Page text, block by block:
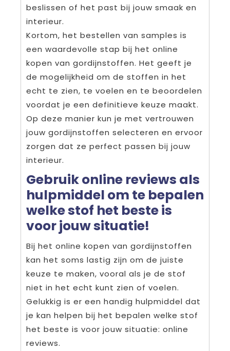
beslissen of het past bij jouw smaak en
interieur.
Kortom, het bestellen van samples is
een waardevolle stap bij het online
kopen van gordijnstoffen. Het geeft je
de mogelijkheid om de stoffen in het
echt te zien, te voelen en te beoordelen
voordat je een definitieve keuze maakt.
Op deze manier kun je met vertrouwen
jouw gordijnstoffen selecteren en ervoor
zorgen dat ze perfect passen bij jouw
interieur.
Gebruik online reviews als
hulpmiddel om te bepalen
welke stof het beste is
voor jouw situatie!
Bij het online kopen van gordijnstoffen
kan het soms lastig zijn om de juiste
keuze te maken, vooral als je de stof
niet in het echt kunt zien of voelen.
Gelukkig is er een handig hulpmiddel dat
je kan helpen bij het bepalen welke stof
het beste is voor jouw situatie: online
reviews.